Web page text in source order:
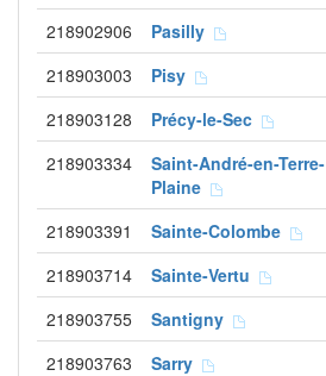
218902906 Pasilly
218903003 Pisy
218903128 Précy-le-Sec
218903334
Saint-André-en-Terre-
Plaine
218903391 Sainte-Colombe
218903714 Sainte-Vertu
218903755 Santigny
218903763 Sarry